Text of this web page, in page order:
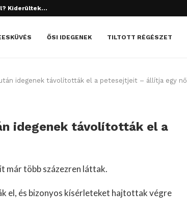
Döbbenetes dolgok derültek ki!
ŐSI IDEGENEK TILTOTT RÉGÉSZET
idegenek távolították el a petesejtjeit – állítja egy nő
idegenek távolították el a
már több százezren láttak.
el, és bizonyos kísérleteket hajtottak végre